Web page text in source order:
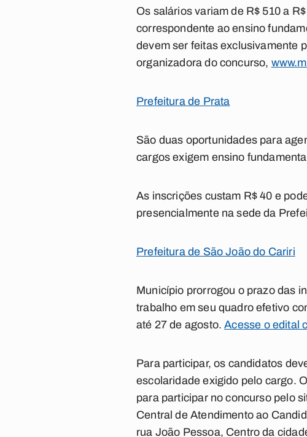
Os salários variam de R$ 510 a
correspondente ao ensino
devem ser feitas exclusivamente
organizadora do concurso,
Prefeitura de Prata
São duas oportunidades para
cargos exigem ensino
As inscrições custam R$ 40 e
presencialmente na sede da
Prefeitura de São João do Cariri
Município prorrogou o prazo das
trabalho em seu quadro efetivo
até 27 de agosto.Acesse o edital
Para participar, os candidatos
escolaridade exigido pelo cargo.
para participar no concurso pelo
Central de Atendimento ao
rua João Pessoa, Centro da